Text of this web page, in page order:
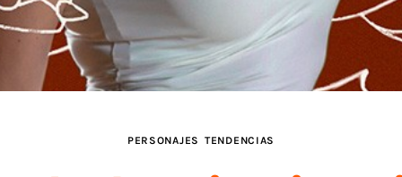
PERSONAJES TENDENCIAS